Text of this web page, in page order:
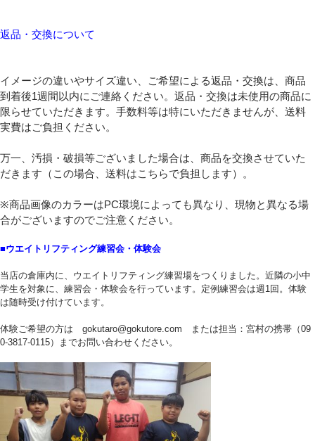
返品・交換について
イメージの違いやサイズ違い、ご希望による返品・交換は、商品
到着後1週間以内にご連絡ください。返品・交換は未使用の商品に
限らせていただきます。手数料等は特にいただきませんが、送料
実費はご負担ください。
万一、汚損・破損等ございました場合は、商品を交換させていた
だきます（この場合、送料はこちらで負担します）。
※商品画像のカラーはPC環境によっても異なり、現物と異なる場
合がございますのでご注意ください。
■ウエイトリフティング練習会・体験会
当店の倉庫内に、ウエイトリフティング練習場をつくりました。近隣の小中
学生を対象に、練習会・体験会を行っています。定例練習会は週1回。体験
は随時受け付けています。
体験ご希望の方は gokutaro@gokutore.com または担当：宮村の携帯（09
0-3817-0115）までお問い合わせください。